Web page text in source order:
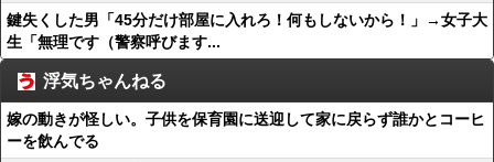
鍵失くした男「45分だけ部屋に入れろ！何もしないから！」→女子大
生「無理です（警察呼びます...
浮気ちゃんねる
嫁の動きが怪しい。子供を保育園に送迎して家に戻らず誰かとコーヒ
ーを飲んでる